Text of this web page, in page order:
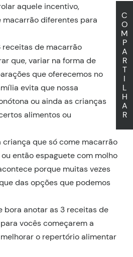
C
O
M
P
A
R
T
I
L
H
A
R
aquele incentivo,
diferentes para
receitas de macarrão
que, variar na forma de
que oferecemos no
evita que nossa
ou ainda as crianças
alimentos ou
criança que só come macarrão
então espaguete com molho
porque muitas vezes
das opções que podemos
bora anotar as 3 receitas de
vocês começarem a
o repertório alimentar